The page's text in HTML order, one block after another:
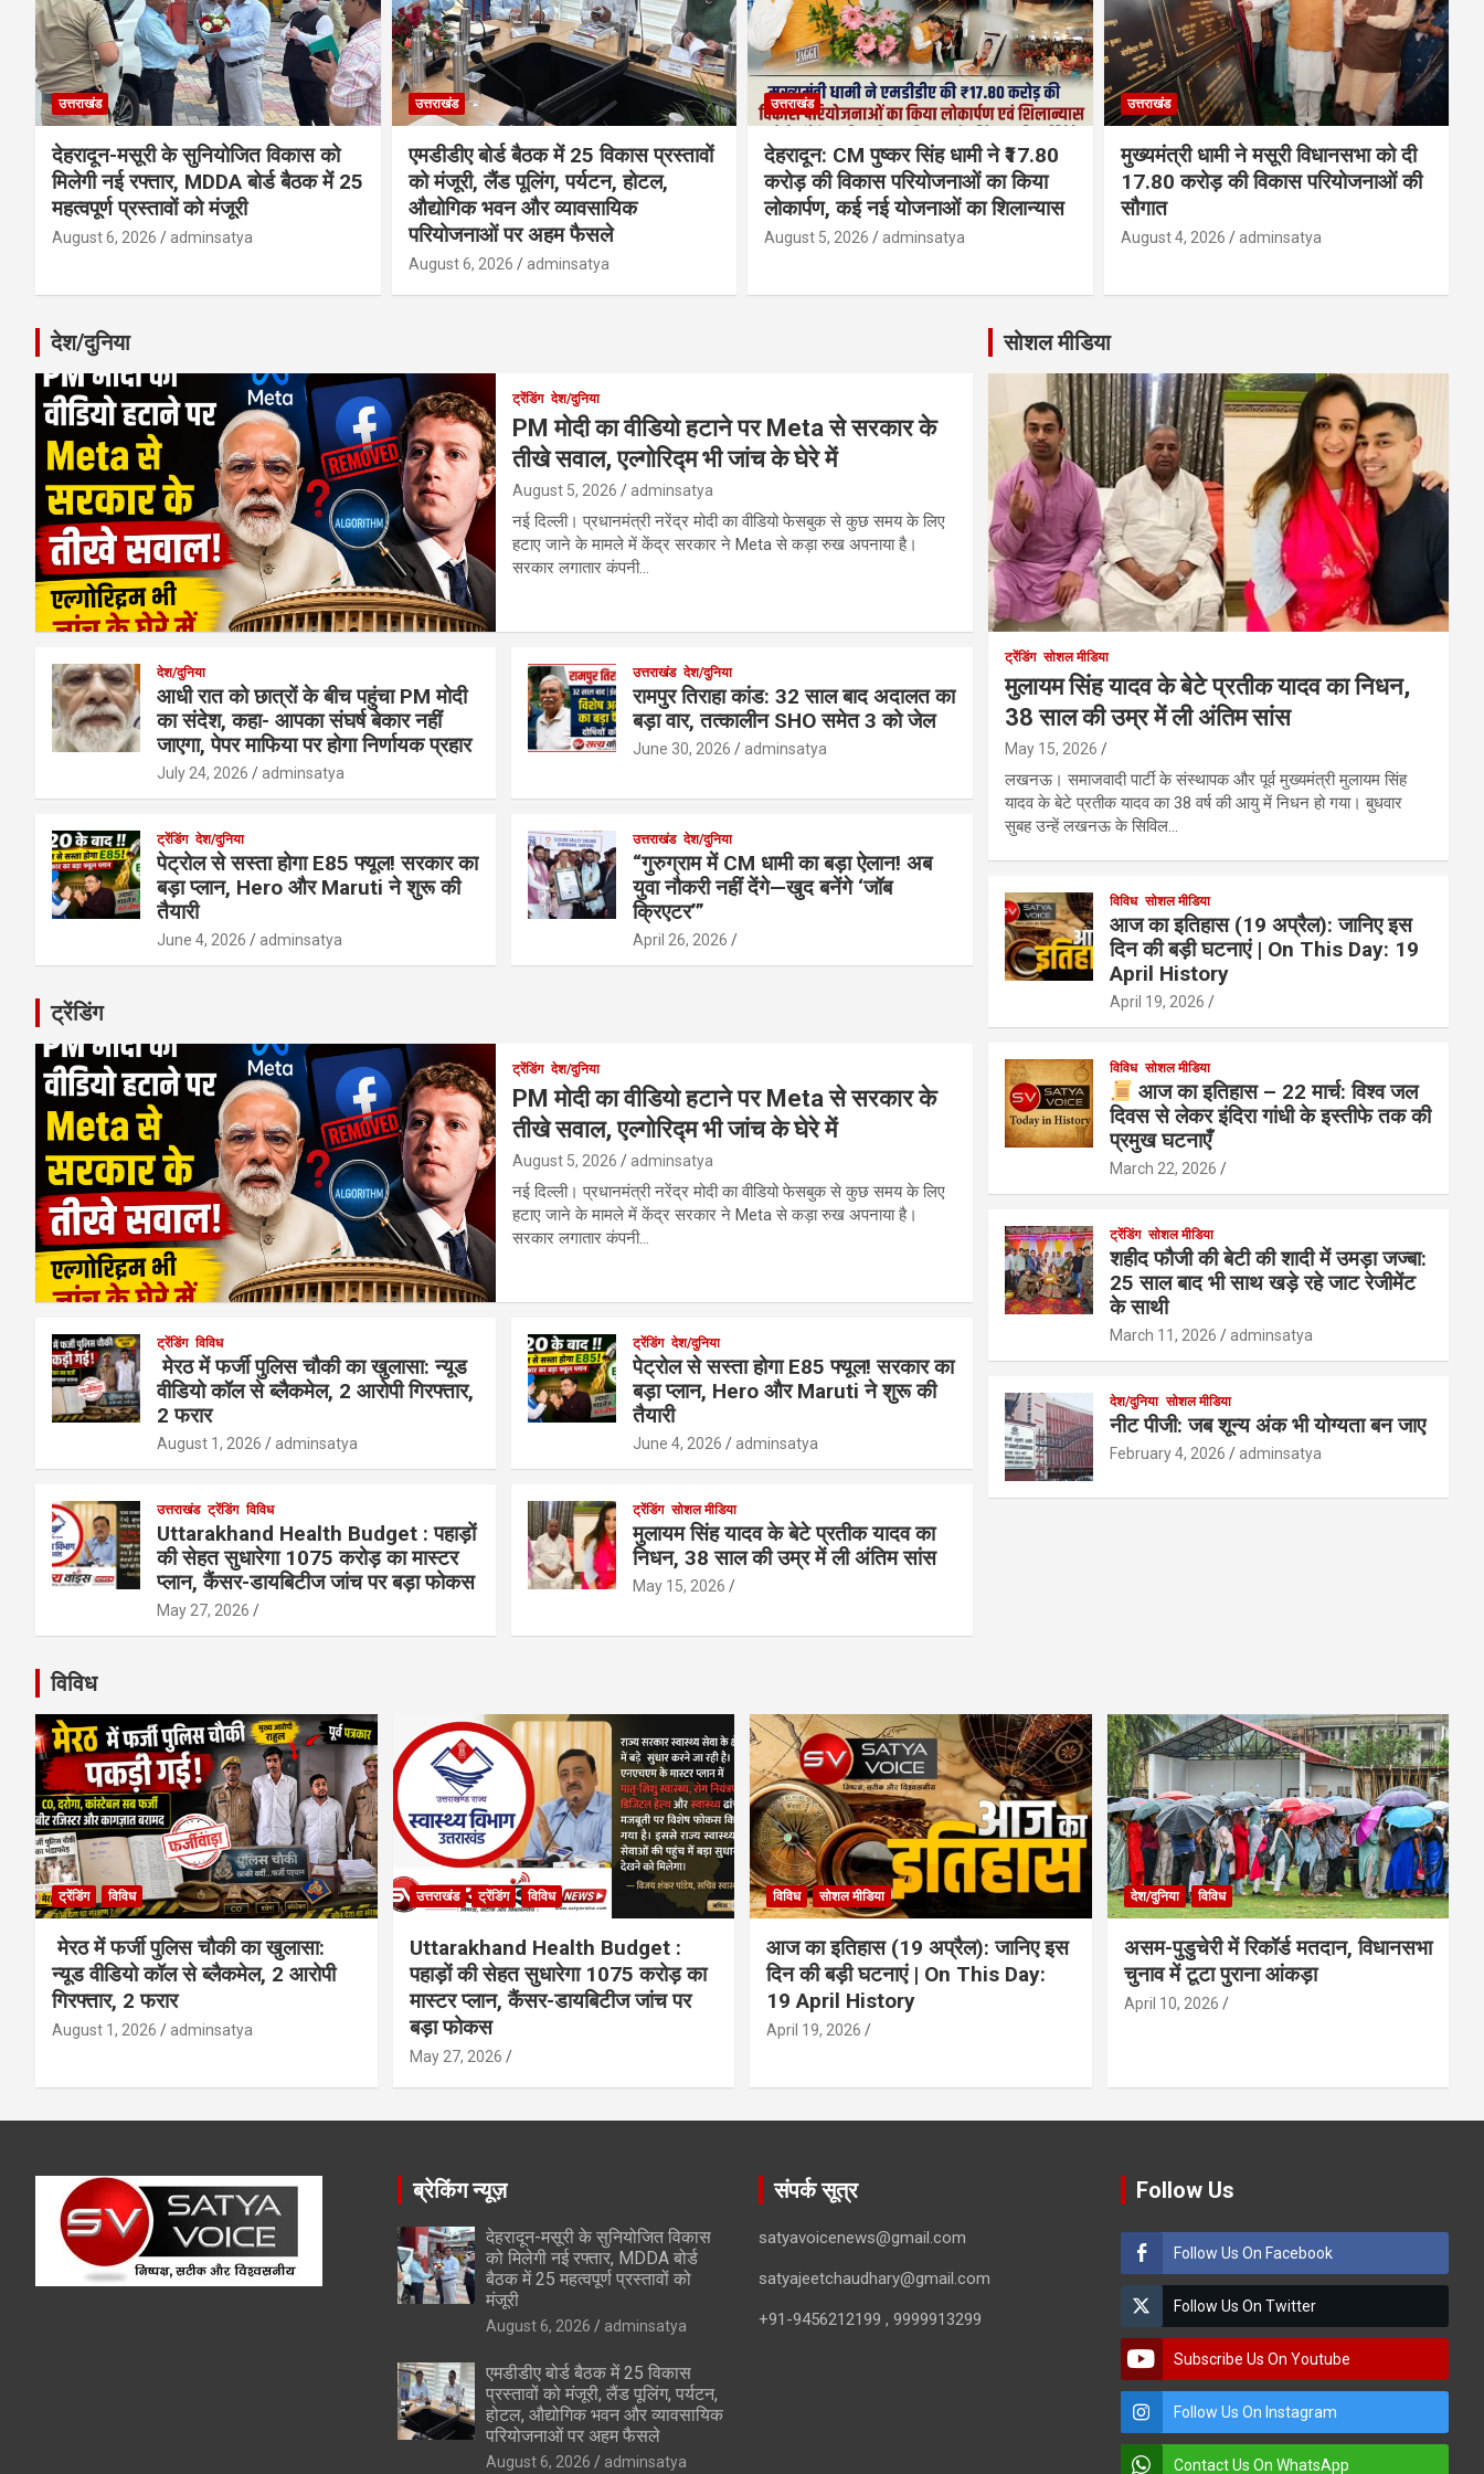
उत्तराखंड
देहरादून-मसूरी के सुनियोजित विकास को
मिलेगी नई रफ्तार, MDDA बोर्ड बैठक में 25
महत्वपूर्ण प्रस्तावों को मंजूरी
August 6, 2026 adminsatya
उत्तराखंड
एमडीडीए बोर्ड बैठक में 25 विकास प्रस्तावों
को मंजूरी, लैंड पूलिंग, पर्यटन, होटल,
औद्योगिक भवन और व्यावसायिक
परियोजनाओं पर अहम फैसले
August 6, 2026 adminsatya
उत्तराखंड
देहरादून: CM पुष्कर सिंह धामी ने ₹17.80
करोड़ की विकास परियोजनाओं का किया
लोकार्पण, कई नई योजनाओं का शिलान्यास
August 5, 2026 adminsatya
उत्तराखंड
मुख्यमंत्री धामी ने मसूरी विधानसभा को दी
17.80 करोड़ की विकास परियोजनाओं की
सौगात
August 4, 2026 adminsatya
देश/दुनिया
ट्रेंडिंग देश/दुनिया
PM मोदी का वीडियो हटाने पर Meta से सरकार के
तीखे सवाल, एल्गोरिद्म भी जांच के घेरे में
August 5, 2026 adminsatya
नई दिल्ली। प्रधानमंत्री नरेंद्र मोदी का वीडियो फेसबुक से कुछ समय के लिए
हटाए जाने के मामले में केंद्र सरकार ने Meta से कड़ा रुख अपनाया है।
सरकार लगातार कंपनी…
देश/दुनिया
आधी रात को छात्रों के बीच पहुंचा PM मोदी
का संदेश, कहा- आपका संघर्ष बेकार नहीं
जाएगा, पेपर माफिया पर होगा निर्णायक प्रहार
July 24, 2026 adminsatya
उत्तराखंड देश/दुनिया
रामपुर तिराहा कांड: 32 साल बाद अदालत का
बड़ा वार, तत्कालीन SHO समेत 3 को जेल
June 30, 2026 adminsatya
ट्रेंडिंग देश/दुनिया
पेट्रोल से सस्ता होगा E85 फ्यूल! सरकार का
बड़ा प्लान, Hero और Maruti ने शुरू की
तैयारी
June 4, 2026 adminsatya
उत्तराखंड देश/दुनिया
“गुरुग्राम में CM धामी का बड़ा ऐलान! अब
युवा नौकरी नहीं देंगे—खुद बनेंगे ‘जॉब
क्रिएटर’”
April 26, 2026
ट्रेंडिंग
ट्रेंडिंग देश/दुनिया
PM मोदी का वीडियो हटाने पर Meta से सरकार के
तीखे सवाल, एल्गोरिद्म भी जांच के घेरे में
August 5, 2026 adminsatya
नई दिल्ली। प्रधानमंत्री नरेंद्र मोदी का वीडियो फेसबुक से कुछ समय के लिए
हटाए जाने के मामले में केंद्र सरकार ने Meta से कड़ा रुख अपनाया है।
सरकार लगातार कंपनी…
ट्रेंडिंग विविध
मेरठ में फर्जी पुलिस चौकी का खुलासा: न्यूड
वीडियो कॉल से ब्लैकमेल, 2 आरोपी गिरफ्तार,
2 फरार
August 1, 2026 adminsatya
ट्रेंडिंग देश/दुनिया
पेट्रोल से सस्ता होगा E85 फ्यूल! सरकार का
बड़ा प्लान, Hero और Maruti ने शुरू की
तैयारी
June 4, 2026 adminsatya
उत्तराखंड ट्रेंडिंग विविध
Uttarakhand Health Budget : पहाड़ों
की सेहत सुधारेगा 1075 करोड़ का मास्टर
प्लान, कैंसर-डायबिटीज जांच पर बड़ा फोकस
May 27, 2026
ट्रेंडिंग सोशल मीडिया
मुलायम सिंह यादव के बेटे प्रतीक यादव का
निधन, 38 साल की उम्र में ली अंतिम सांस
May 15, 2026
सोशल मीडिया
ट्रेंडिंग सोशल मीडिया
मुलायम सिंह यादव के बेटे प्रतीक यादव का निधन,
38 साल की उम्र में ली अंतिम सांस
May 15, 2026
लखनऊ। समाजवादी पार्टी के संस्थापक और पूर्व मुख्यमंत्री मुलायम सिंह
यादव के बेटे प्रतीक यादव का 38 वर्ष की आयु में निधन हो गया। बुधवार
सुबह उन्हें लखनऊ के सिविल…
विविध सोशल मीडिया
आज का इतिहास (19 अप्रैल): जानिए इस
दिन की बड़ी घटनाएं | On This Day: 19
April History
April 19, 2026
विविध सोशल मीडिया
आज का इतिहास – 22 मार्च: विश्व जल
दिवस से लेकर इंदिरा गांधी के इस्तीफे तक की
प्रमुख घटनाएँ
March 22, 2026
ट्रेंडिंग सोशल मीडिया
शहीद फौजी की बेटी की शादी में उमड़ा जज्बा:
25 साल बाद भी साथ खड़े रहे जाट रेजीमेंट
के साथी
March 11, 2026 adminsatya
देश/दुनिया सोशल मीडिया
नीट पीजी: जब शून्य अंक भी योग्यता बन जाए
February 4, 2026 adminsatya
विविध
ट्रेंडिंग विविध
मेरठ में फर्जी पुलिस चौकी का खुलासा:
न्यूड वीडियो कॉल से ब्लैकमेल, 2 आरोपी
गिरफ्तार, 2 फरार
August 1, 2026 adminsatya
उत्तराखंड ट्रेंडिंग विविध
Uttarakhand Health Budget :
पहाड़ों की सेहत सुधारेगा 1075 करोड़ का
मास्टर प्लान, कैंसर-डायबिटीज जांच पर
बड़ा फोकस
May 27, 2026
विविध सोशल मीडिया
आज का इतिहास (19 अप्रैल): जानिए इस
दिन की बड़ी घटनाएं | On This Day:
19 April History
April 19, 2026
देश/दुनिया विविध
असम-पुडुचेरी में रिकॉर्ड मतदान, विधानसभा
चुनाव में टूटा पुराना आंकड़ा
April 10, 2026
ब्रेकिंग न्यूज़
देहरादून-मसूरी के सुनियोजित विकास
को मिलेगी नई रफ्तार, MDDA बोर्ड
बैठक में 25 महत्वपूर्ण प्रस्तावों को
मंजूरी
August 6, 2026 adminsatya
एमडीडीए बोर्ड बैठक में 25 विकास
प्रस्तावों को मंजूरी, लैंड पूलिंग, पर्यटन,
होटल, औद्योगिक भवन और व्यावसायिक
परियोजनाओं पर अहम फैसले
August 6, 2026 adminsatya
संपर्क सूत्र
satyavoicenews@gmail.com
satyajeetchaudhary@gmail.com
+91-9456212199 , 9999913299
Follow Us
Follow Us On Facebook
Follow Us On Twitter
Subscribe Us On Youtube
Follow Us On Instagram
Contact Us On WhatsApp